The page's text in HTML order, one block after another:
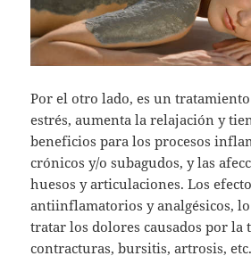
Por el otro lado, es un
estrés, aumenta la relajación y
beneficios para los procesos
crónicos y/o subagudos, y las
huesos y articulaciones. Los
antiinflamatorios y analgésicos,
tratar los dolores causados por
contracturas, bursitis, artrosis, etc.